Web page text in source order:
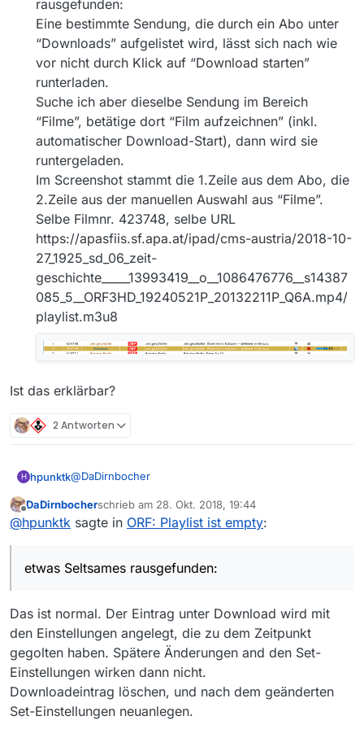
rausgefunden:
Eine bestimmte Sendung, die durch ein Abo unter
“Downloads” aufgelistet wird, lässt sich nach wie
vor nicht durch Klick auf “Download starten”
runterladen.
Suche ich aber dieselbe Sendung im Bereich
“Filme”, betätige dort “Film aufzeichnen” (inkl.
automatischer Download-Start), dann wird sie
runtergeladen.
Im Screenshot stammt die 1.Zeile aus dem Abo, die
2.Zeile aus der manuellen Auswahl aus “Filme”.
Selbe Filmnr. 423748, selbe URL
https://apasfiis.sf.apa.at/ipad/cms-austria/2018-10-
27_1925_sd_06_zeit-
geschichte_____13993419__o__1086476776__s14387
085_5__ORF3HD_19240521P_20132211P_Q6A.mp4/
playlist.m3u8
Ist das erklärbar?
2 Antworten
H hpunktk@DaDirnbocher
Finde ich seltsam und anmaßend. Natürlich bin
ich überzeugt, weiß aber, dass ich dennoch
User_agent ist beim ffmpeg gesetzt.
Ist das erklärbar?
Offline
DaDirnbocherschrieb am 28. Okt. 2018, 19:44
zuletzt editiert von
@hpunktk sagte in ORF: Playlist ist empty:
etwas Seltsames rausgefunden:
Das ist normal. Der Eintrag unter Download wird mit
den Einstellungen angelegt, die zu dem Zeitpunkt
gegolten haben. Spätere Änderungen and den Set-
Einstellungen wirken dann nicht.
Downloadeintrag löschen, und nach dem geänderten
Set-Einstellungen neuanlegen.